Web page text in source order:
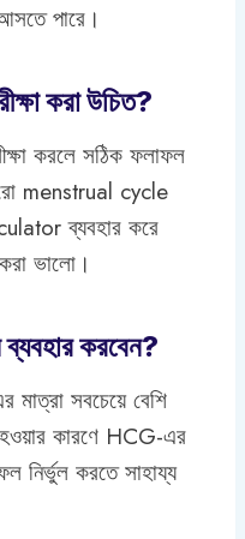
পারে।
করা উচিত?
করলে সঠিক ফলাফল
menstrual cycle
ব্যবহার করে
ভালো।
করবেন?
সবচেয়ে বেশি
কারণে HCG-এর
নির্ভুল করতে সাহায্য